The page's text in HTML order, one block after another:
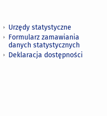
Urzędy statystyczne
Formularz zamawiania
danych statystycznych
Deklaracja dostępności